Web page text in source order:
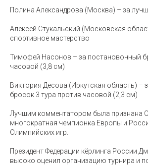
Полина Александрова (Москва) – за
Алексей Стукальский (Московская
спортивное мастерство
Тимофей Насонов – за постановочный
часовой (3,8 см)
Виктория Десова (Иркутская область) –
бросок 3 тура против часовой (2,3 см)
Лучшим комментатором была признана
многократная чемпионка Европы и
Олимпийских игр.
Президент Федерации кёрлинга России
высоко оценил организацию турнира и